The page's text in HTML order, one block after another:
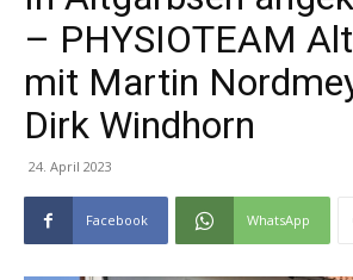
– PHYSIOTEAM
mit Martin
Dirk Windhorn
24. April 2023
Facebook WhatsApp